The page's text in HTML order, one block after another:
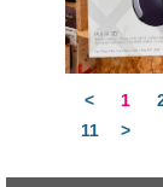
< 1
11
>